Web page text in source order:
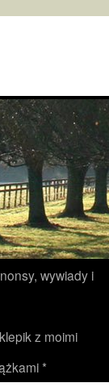
wywiady i
z moimi
*